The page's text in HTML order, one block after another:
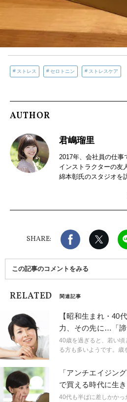
ストレス セロトニン ストレスケア
AUTHOR
君嶋瑠里
2017年、会社員の仕事
インストラクターの友
綿本彰氏のスタジオを
2018年、同氏の指導
SHARE:
Facebook X
この記事のコメントをみる
RELATED 関連記事
【昭和生まれ・40
力、その先に…「
なもの
40歳を過ぎると、若い頃
る方も多いようです。歳
限界が見えた時に感じ
は、人生折り返し地点
考えてみました。
「アンチエイジン
で買える時代に生
性"の苦悩
40代も半ばに差しかか